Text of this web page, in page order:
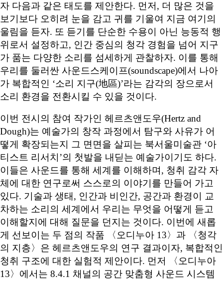
자 다음과 같은 태도를 제안한다. 먼저, 더 많은 것을
보기보다 오히려 눈을 감고 귀를 기울여 지금 여기의
울림을 듣자. 또 듣기를 단순한 수용이 아닌 능동적 행
위로서 설정하고, 인간 중심의 청각 경험을 넘어 지구
가 품는 다양한 소리를 섬세하게 관찰하자. 이를 통해
우리를 둘러싼 사운드스케이프(soundscape)에서 나아
가 복합적인 ‘소리 지구(地區)’라는 감각의 장으로서
소리 환경을 전환시킬 수 있을 것이다.
이번 전시의 참여 작가인 헤르츠앤도우(Hertz and
Dough)는 예술가의 창작 과정에서 탐구와 사유가 어
떻게 확장되는지 그 면면을 살피는 북서울미술관 ‘아
티스트 리서치’의 첫발을 내딛는 예술가이기도 하다.
이들은 사운드를 통해 세계를 이해하며, 청취 감각 자
체에 대한 연구로써 스스로의 이야기를 만들어 가고
있다. 기술과 생태, 인간과 비인간, 공간과 환경이 교
차하는 소리의 세계에서 우리는 무엇을 어떻게 듣고
이해할지에 대해 질문을 던지는 것이다. 이번에 새롭
게 선보이는 두 점의 작품 〈오디누아 13〉과 〈청각
의 지층〉은 헤르츠앤도우의 연구 결과이자, 복합적인
청취 구조에 대한 실험적 제안이다. 먼저 〈오디누아
13〉에서는 8.4.1 채널의 공간 맞춤형 사운드 시스템